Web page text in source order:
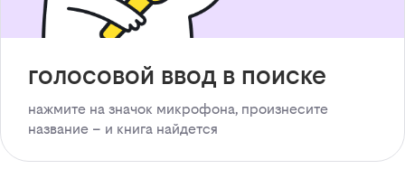
голосовой ввод в поиске
нажмите на значок микрофона, произнесите
название – и книга найдется